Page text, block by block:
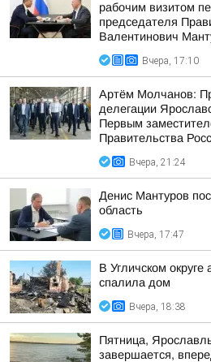
рабочим визитом
председателя
Валентинович
Вчера, 17:10
Артём Молчанов:
делегации
Первым
Правительства
Вчера, 21:24
Денис Мантуров
область
Вчера, 17:47
В Угличском округе
спалила дом
Вчера, 18:38
Пятница,
завершается,